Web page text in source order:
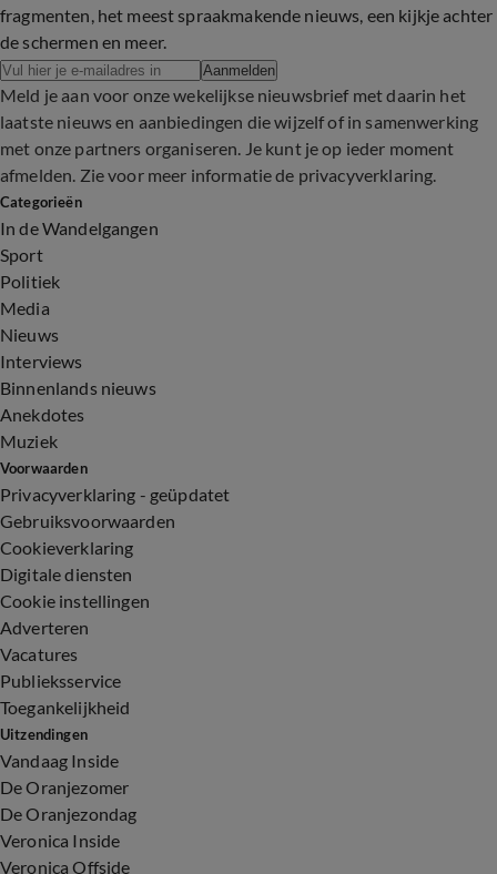
fragmenten, het meest spraakmakende nieuws, een kijkje achter
de schermen en meer.
Aanmelden
Meld je aan voor onze wekelijkse nieuwsbrief met daarin het
laatste nieuws en aanbiedingen die wijzelf of in samenwerking
met onze partners organiseren. Je kunt je op ieder moment
afmelden. Zie voor meer informatie de privacyverklaring.
Categorieën
In de Wandelgangen
Sport
Politiek
Media
Nieuws
Interviews
Binnenlands nieuws
Anekdotes
Muziek
Voorwaarden
Privacyverklaring - geüpdatet
Gebruiksvoorwaarden
Cookieverklaring
Digitale diensten
Cookie instellingen
Adverteren
Vacatures
Publieksservice
Toegankelijkheid
Uitzendingen
Vandaag Inside
De Oranjezomer
De Oranjezondag
Veronica Inside
Veronica Offside